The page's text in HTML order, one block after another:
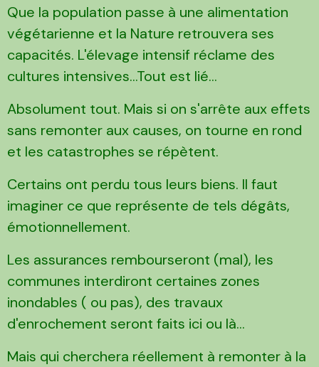
Que la population passe à une alimentation
végétarienne et la Nature retrouvera ses
capacités. L'élevage intensif réclame des
cultures intensives...Tout est lié...
Absolument tout. Mais si on s'arrête aux effets
sans remonter aux causes, on tourne en rond
et les catastrophes se répètent.
Certains ont perdu tous leurs biens. Il faut
imaginer ce que représente de tels dégâts,
émotionnellement.
Les assurances rembourseront (mal), les
communes interdiront certaines zones
inondables ( ou pas), des travaux
d'enrochement seront faits ici ou là...
Mais qui cherchera réellement à remonter à la